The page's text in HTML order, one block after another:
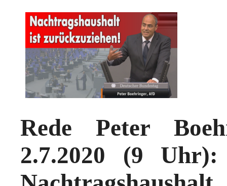
Rede Peter
2.7.2020 (9